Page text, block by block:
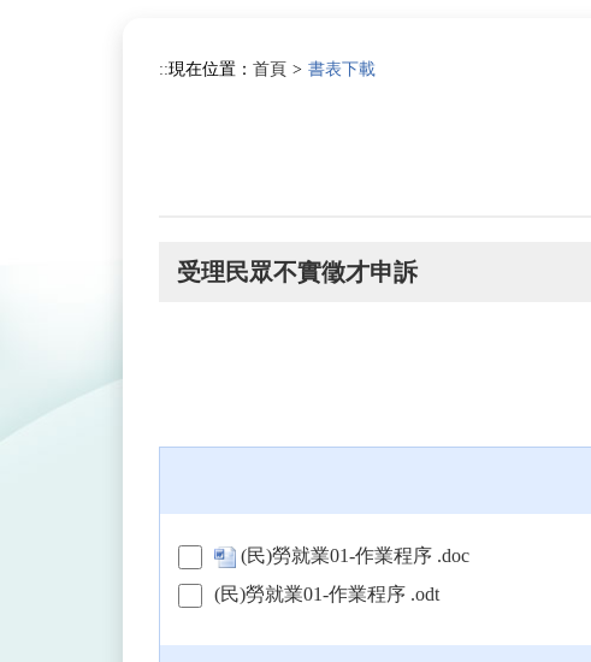
:::
現在位置： 首頁 書表下載
受理民眾不實徵才申訴
(民)勞就業01-作業程序 .doc
(民)勞就業01-作業程序 .odt